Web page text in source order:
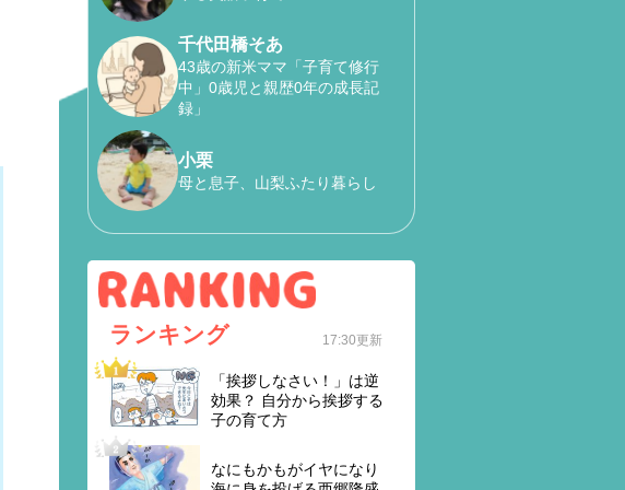
千代田橋そあ
43歳の新米ママ「子育て修行
中」0歳児と親歴0年の成長記
録」
小栗
母と息子、山梨ふたり暮らし
ランキング 17:30更新
「挨拶しなさい！」は逆
効果？ 自分から挨拶する
子の育て方
なにもかもがイヤになり